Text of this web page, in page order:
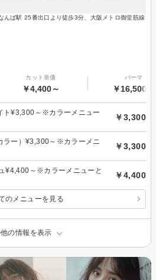
んば駅 25番出口より徒歩3分、大阪メトロ御堂筋線
カット単価
￥4,400～
パーマ
￥16,500～
ト¥3,300～※カラーメニュー
￥3,300
ラー）¥3,300～※カラーメニ
￥3,300
¥4,400～※カラーメニューと
￥4,400
のメニューを見る
の情報を表示